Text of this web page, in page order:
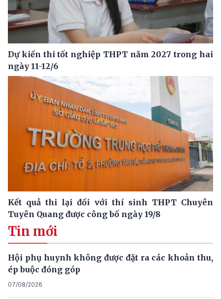
Dự kiến thi tốt nghiệp THPT năm 2027 trong hai
ngày 11-12/6
Kết quả thi lại đối với thí sinh THPT Chuyên
Tuyên Quang được công bố ngày 19/8
Tin mới
Hội phụ huynh không được đặt ra các khoản thu,
ép buộc đóng góp
07/08/2026